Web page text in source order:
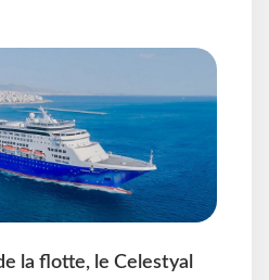
la flotte, le Celestyal